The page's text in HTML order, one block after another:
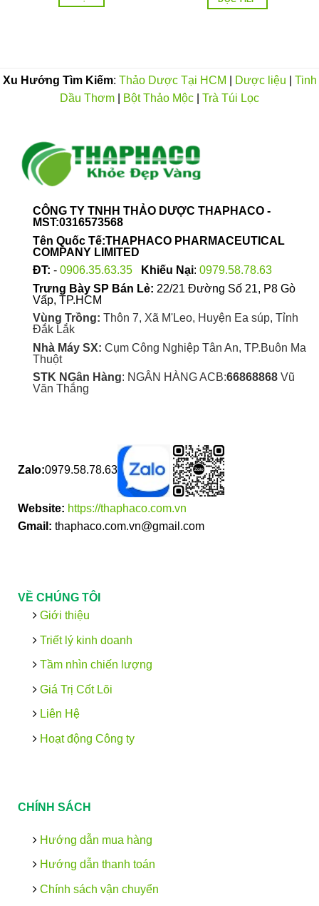
nhiều
thể.
chọn
có
thể
chọn
trên
trang
sản
phẩm
Xu Hướng Tìm Kiếm: Thảo Dược Tại HCM Dược liệu
Tinh
Dầu Thơm
Bột Thảo Mộc Trà Túi Lọc
CÔNG TY TNHH THẢO DƯỢC THAPHACO -
MST:0316573568
Tên Quốc Tế:THAPHACO PHARMACEUTICAL
COMPANY LIMITED
ĐT: - 0906.35.63.35 Khiếu Nại: 0979.58.78.63
Trưng Bày SP Bán Lẻ: 22/21 Đường Số 21, P8 Gò
Vấp, TP.HCM
Vùng Trồng: Thôn 7, Xã M'Leo, Huyện Ea súp, Tỉnh
Đắk Lắk
Nhà Máy SX: Cụm Công Nghiệp Tân An, TP.Buôn Ma
Thuột
STK NGân Hàng: NGÂN HÀNG ACB:66868868Vũ
Văn Thắng
Zalo:0979.58.78.63
Website: https://thaphaco.com.vn
Gmail: thaphaco.com.vn@gmail.com
VỀ CHÚNG TÔI
Giới thiệu
Triết lý kinh doanh
Tầm nhìn chiến lượng
Giá Trị Cốt Lõi
Liên Hệ
Hoạt động Công ty
CHÍNH SÁCH
Hướng dẫn mua hàng
Hướng dẫn thanh toán
Chính sách vận chuyển